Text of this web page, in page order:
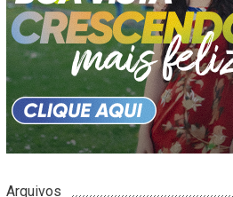
Arquivos